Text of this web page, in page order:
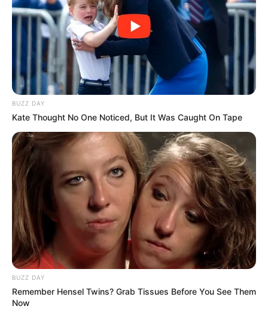
BUZZ DAY
Kate Thought No One Noticed, But It Was Caught On Tape
BUZZ DAY
Remember Hensel Twins? Grab Tissues Before You See Them
Now